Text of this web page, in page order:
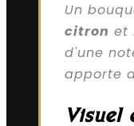
Un
citron et
d'une
apporte
Visuel